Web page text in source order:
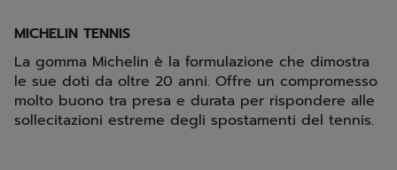
MICHELIN TENNIS
La gomma Michelin è la formulazione che dimostra
le sue doti da oltre 20 anni. Offre un compromesso
molto buono tra presa e durata per rispondere alle
sollecitazioni estreme degli spostamenti del tennis.